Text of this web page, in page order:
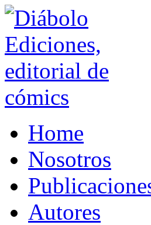
Home
Nosotros
Autores